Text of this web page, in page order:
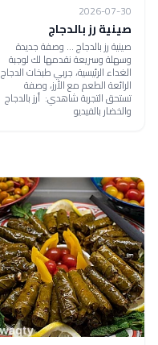
2026-07-30
صينية رز بالدجاج
صينية رز بالدجاج ... وصفة جديدة
وسهلة وسريعة نقدمها لك لوجبة
الغداء الرئيسية، جربي طبخات الدجاج
الرائعة الطعم مع الأرز، وصفة
تستحق التجربة شاهدي: أرز بالدجاج
والخضار بالفيديو